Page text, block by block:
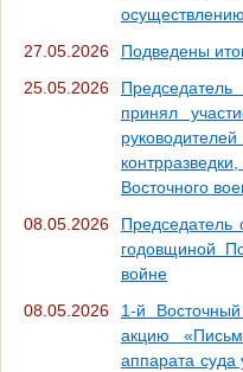
27.05.2026
Подведены
25.05.2026
принял
Восточного
08.05.2026
Председатель
годовщиной
войне
08.05.2026
1-й
акцию
аппарата суда